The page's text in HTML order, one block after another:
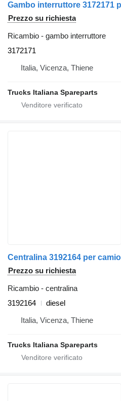
Gambo interruttore 3172171
Prezzo su richiesta
Ricambio - gambo interruttore
3172171
Italia, Vicenza, Thiene
Trucks Italiana Spareparts
Centralina 3192164 per
Prezzo su richiesta
Ricambio - centralina
3192164
diesel
Italia, Vicenza, Thiene
Trucks Italiana Spareparts